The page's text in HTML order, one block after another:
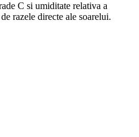
C si umiditate relativa a
razele directe ale soarelui.